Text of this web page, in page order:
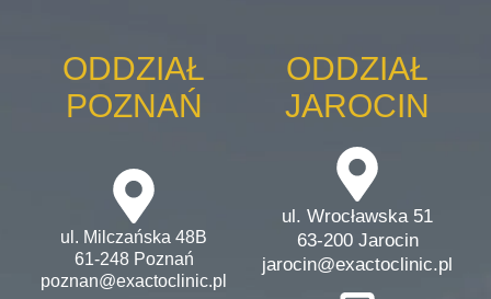
ODDZIAŁ
POZNAŃ
ul. Milczańska 48B
61-248 Poznań
poznan@exactoclinic.pl
ODDZIAŁ
JAROCIN
ul. Wrocławska 51
63-200 Jarocin
jarocin@exactoclinic.pl